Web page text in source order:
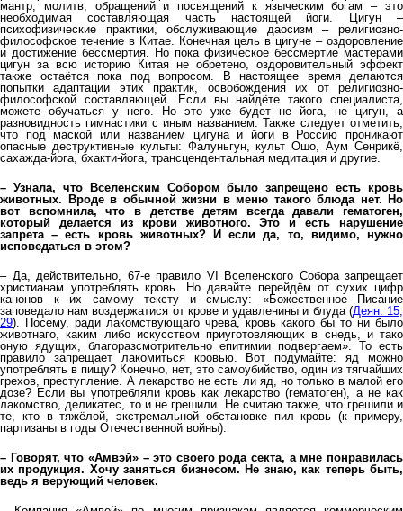
мантр, молитв, обращений и посвящений к языческим богам – это
необходимая составляющая часть настоящей йоги. Цигун –
психофизические практики, обслуживающие даосизм – религиозно-
философское течение в Китае. Конечная цель в цигуне – оздоровление
и достижение бессмертия. Но пока физическое бессмертие мастерами
цигун за всю историю Китая не обретено, оздоровительный эффект
также остаётся пока под вопросом. В настоящее время делаются
попытки адаптации этих практик, освобождения их от религиозно-
философской составляющей. Если вы найдёте такого специалиста,
можете обучаться у него. Но это уже будет не йога, не цигун, а
разновидность гимнастики с иным названием. Также следует отметить,
что под маской или названием цигуна и йоги в Россию проникают
опасные деструктивные культы: Фалуньгун, культ Ошо, Аум Сенрикё,
сахажда-йога, бхакти-йога, трансцендентальная медитация и другие.
– Узнала, что Вселенским Собором было запрещено есть кровь
животных. Вроде в обычной жизни в меню такого блюда нет. Но
вот вспомнила, что в детстве детям всегда давали гематоген,
который делается из крови животного. Это и есть нарушение
запрета – есть кровь животных? И если да, то, видимо, нужно
исповедаться в этом?
– Да, действительно, 67-е правило VI Вселенского Собора запрещает
христианам употреблять кровь. Но давайте перейдём от сухих цифр
канонов к их самому тексту и смыслу: «Божественное Писание
заповедало нам воздержатися от крове и удавленины и блуда (Деян. 15,
29). Посему, ради лакомствующаго чрева, кровь какого бы то ни было
животнаго, каким либо искусством приуготовляющих в снедь, и тако
оную ядущих, благоразсмотрительно епитимии подвергаем». То есть
правило запрещает лакомиться кровью. Вот подумайте: яд можно
употреблять в пищу? Конечно, нет, это самоубийство, один из тягчайших
грехов, преступление. А лекарство не есть ли яд, но только в малой его
дозе? Если вы употребляли кровь как лекарство (гематоген), а не как
лакомство, деликатес, то и не грешили. Не считаю также, что грешили и
те, кто в тяжёлой, экстремальной обстановке пил кровь (к примеру,
партизаны в годы Отечественной войны).
– Говорят, что «Амвэй» – это своего рода секта, а мне понравилась
их продукция. Хочу заняться бизнесом. Не знаю, как теперь быть,
ведь я верующий человек.